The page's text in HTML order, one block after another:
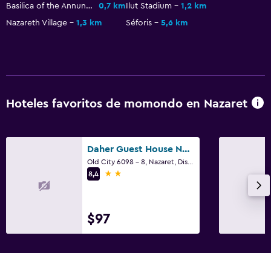
Zona de trabajo
Basilica of the Annunciation
0,7 kmIlut Stadium
1,2 km
Nazareth Village
1,3 km Séforis 5,6 km
Hoteles favoritos de momondo en Nazaret
Daher Guest House Nazareth - Hostel
8,4
2 estrellas
$97